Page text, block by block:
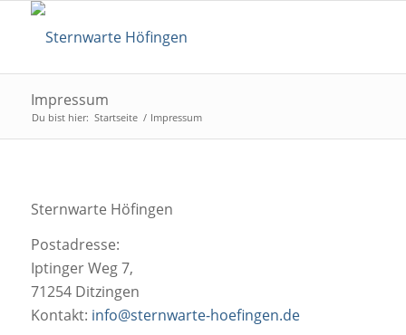
Impressum
Du bist hier: Startseite / Impressum
Sternwarte Höfingen
Postadresse:
Iptinger Weg 7,
71254 Ditzingen
Kontakt: info@sternwarte-hoefingen.de